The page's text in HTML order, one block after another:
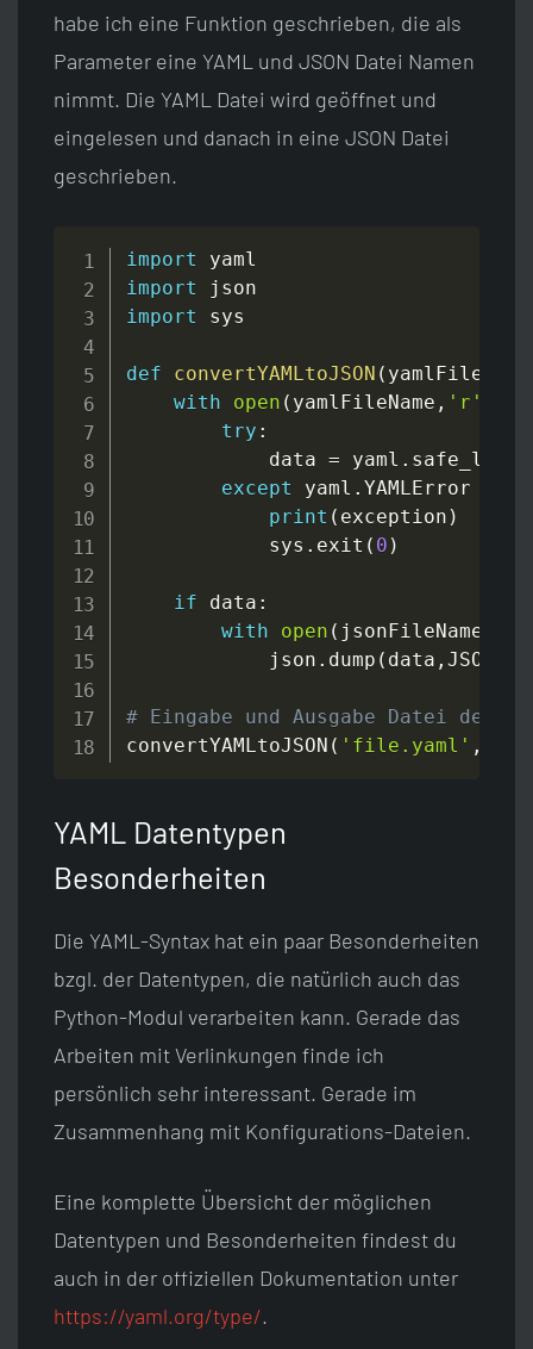
habe ich eine Funktion geschrieben, die als
Parameter eine YAML und JSON Datei Namen
nimmt. Die YAML Datei wird geöffnet und
eingelesen und danach in eine JSON Datei
geschrieben.
import
import
import sys
def convertYAMLtoJSON ( yamlFileName
with
open ( yamlFileName , 'r'
try :
            data
= yaml . safe_load
except yaml . YAMLError
print ( exception )
            sys
. exit ( 0 )
if data :
with
open ( jsonFileName
            json
. dump ( data ,
# Eingabe und Ausgabe Datei
convertYAMLtoJSON ( 'file.yaml' ,
YAML Datentypen
Besonderheiten
Die YAML-Syntax hat ein paar Besonderheiten
bzgl. der Datentypen, die natürlich auch das
Python-Modul verarbeiten kann. Gerade das
Arbeiten mit Verlinkungen finde ich
persönlich sehr interessant. Gerade im
Zusammenhang mit Konfigurations-Dateien.
Eine komplette Übersicht der möglichen
Datentypen und Besonderheiten findest du
auch in der offiziellen Dokumentation unter
https://yaml.org/type/.